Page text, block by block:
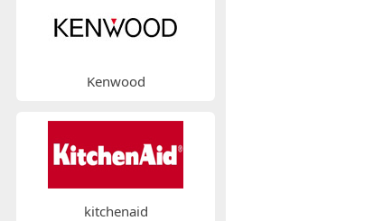
Kenwood
kitchenaid